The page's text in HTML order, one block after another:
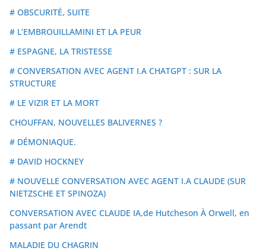
# OBSCURITÉ, SUITE
# L’EMBROUILLAMINI ET LA PEUR
# ESPAGNE, LA TRISTESSE
# CONVERSATION AVEC AGENT I.A CHATGPT : SUR LA
STRUCTURE
# LE VIZIR ET LA MORT
CHOUFFAN, NOUVELLES BALIVERNES ?
# DÉMONIAQUE.
# DAVID HOCKNEY
# NOUVELLE CONVERSATION AVEC AGENT I.A CLAUDE (SUR
NIETZSCHE ET SPINOZA)
CONVERSATION AVEC CLAUDE IA,de Hutcheson À Orwell, en
passant par Arendt
MALADIE DU CHAGRIN